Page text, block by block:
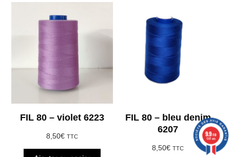
FIL 80 – violet 6223
8,50€ TTC
FIL 80 – bleu denim
6207
8,50€ TTC
9.9/10
1387 avis